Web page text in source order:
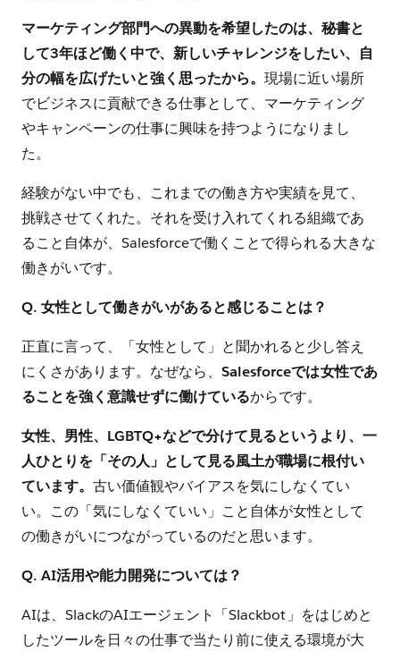
マーケティング部門への異動を希望したのは、秘書と
して3年ほど働く中で、新しいチャレンジをしたい、自
分の幅を広げたいと強く思ったから。現場に近い場所
でビジネスに貢献できる仕事として、マーケティング
やキャンペーンの仕事に興味を持つようになりまし
た。
経験がない中でも、これまでの働き方や実績を見て、
挑戦させてくれた。それを受け入れてくれる組織であ
ること自体が、Salesforceで働くことで得られる大きな
働きがいです。
Q. 女性として働きがいがあると感じることは？
正直に言って、「女性として」と聞かれると少し答え
にくさがあります。なぜなら、Salesforceでは女性であ
ることを強く意識せずに働けているからです。
女性、男性、LGBTQ+などで分けて見るというより、一
人ひとりを「その人」として見る風土が職場に根付い
ています。古い価値観やバイアスを気にしなくてい
い。この「気にしなくていい」こと自体が女性として
の働きがいにつながっているのだと思います。
Q. AI活用や能力開発については？
AIは、SlackのAIエージェント「Slackbot」をはじめと
したツールを日々の仕事で当たり前に使える環境が大